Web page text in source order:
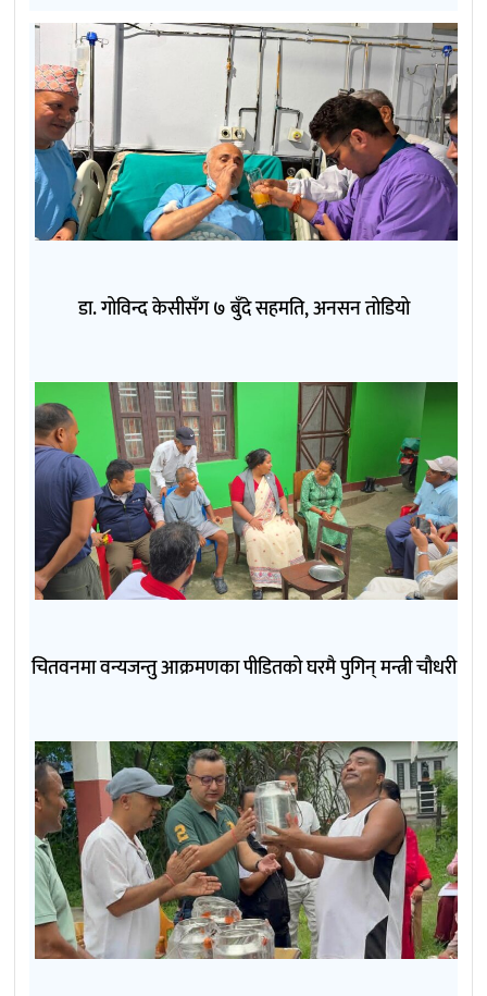
डा. गोविन्द केसीसँग ७ बुँदे सहमति, अनसन तोडियो
चितवनमा वन्यजन्तु आक्रमणका पीडितको घरमै पुगिन् मन्त्री चौधरी